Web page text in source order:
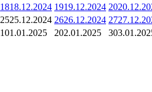
1818.12.2024 1919.12.2024 20
2525.12.2024 2626.12.2024 27
101.01.2025 202.01.2025 3